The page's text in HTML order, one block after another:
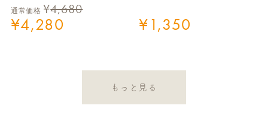
通常価格 ¥4,680
¥4,280 ¥1,350
もっと見る